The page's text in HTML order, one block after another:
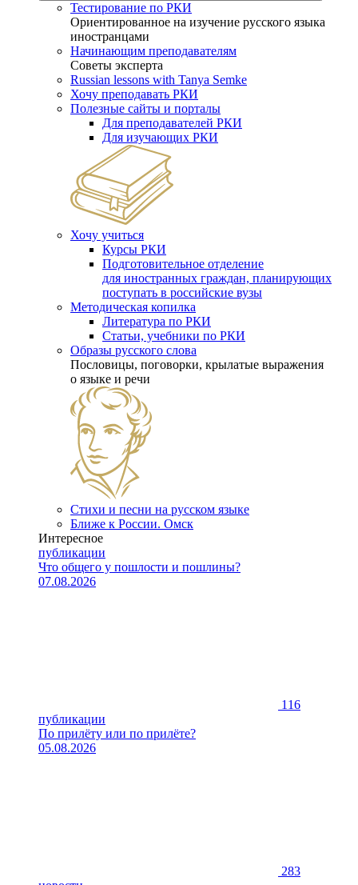
Тестирование по РКИ
Ориентированное на изучение русского языка
иностранцами
Начинающим преподавателям
Советы эксперта
Russian lessons with Tanya Semke
Хочу преподавать РКИ
Полезные сайты и порталы
Для преподавателей РКИ
Для изучающих РКИ
Хочу учиться
Курсы РКИ
Подготовительное отделение
для иностранных граждан, планирующих
поступать в российские вузы
Методическая копилка
Литература по РКИ
Статьи, учебники по РКИ
Образы русского слова
Пословицы, поговорки, крылатые выражения
о языке и речи
Стихи и песни на русском языке
Ближе к России. Омск
Интересное
публикации
Что общего у пошлости и пошлины?
07.08.2026
116
публикации
По прилёту или по прилёте?
05.08.2026
283